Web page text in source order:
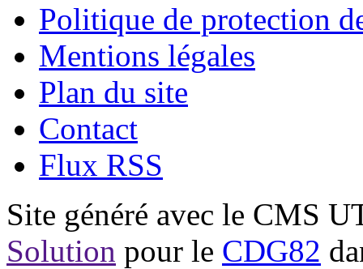
Politique de protection
Mentions légales
Plan du site
Contact
Flux RSS
Site généré avec le CMS
Solution pour le CDG82